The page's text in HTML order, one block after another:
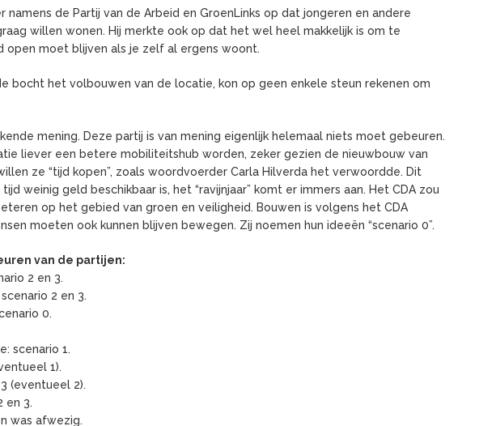
namens de Partij van de Arbeid en GroenLinks op dat jongeren en andere
willen wonen. Hij merkte ook op dat het wel heel makkelijk is om te
open moet blijven als je zelf al ergens woont.
bocht het volbouwen van de locatie, kon op geen enkele steun rekenen om
mening. Deze partij is van mening eigenlijk helemaal niets moet gebeuren.
liever een betere mobiliteitshub worden, zeker gezien de nieuwbouw van
ze “tijd kopen”, zoals woordvoerder Carla Hilverda het verwoordde. Dit
weinig geld beschikbaar is, het “ravijnjaar” komt er immers aan. Het CDA zou
op het gebied van groen en veiligheid. Bouwen is volgens het CDA
moeten ook kunnen blijven bewegen. Zij noemen hun ideeën “scenario 0”.
van de partijen:
2 en 3.
2 en 3.
0.
scenario 1.
1).
(eventueel 2).
en 3.
was afwezig.